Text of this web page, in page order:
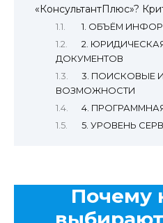
«КонсультантПлюс»?
1. ОБЪЁМ
2.
ДОКУМЕНТОВ
3. ПОИСКОВЫЕ
ВОЗМОЖНОСТИ
4.
5. УРОВЕНЬ
Почему